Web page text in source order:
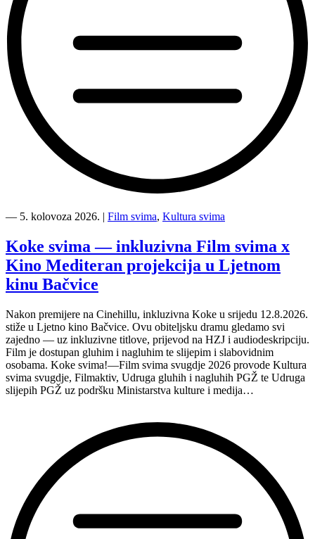
Mediteran
Film
svima
nastavljaju
inkluzivnu
turneju
Hvaru”
― 5. kolovoza 2026. | Film svima, Kultura svima
Koke svima — inkluzivna Film svima x
Kino Mediteran projekcija u Ljetnom
kinu Bačvice
Nakon premijere na Cinehillu, inkluzivna Koke u srijedu 12.8.2026.
stiže u Ljetno kino Bačvice. Ovu obiteljsku dramu gledamo svi
zajedno — uz inkluzivne titlove, prijevod na HZJ i audiodeskripciju.
Film je dostupan gluhim i nagluhim te slijepim i slabovidnim
osobama. Koke svima!—Film svima svugdje 2026 provode Kultura
svima svugdje, Filmaktiv, Udruga gluhih i nagluhih PGŽ te Udruga
slijepih PGŽ uz podršku Ministarstva kulture i medija…